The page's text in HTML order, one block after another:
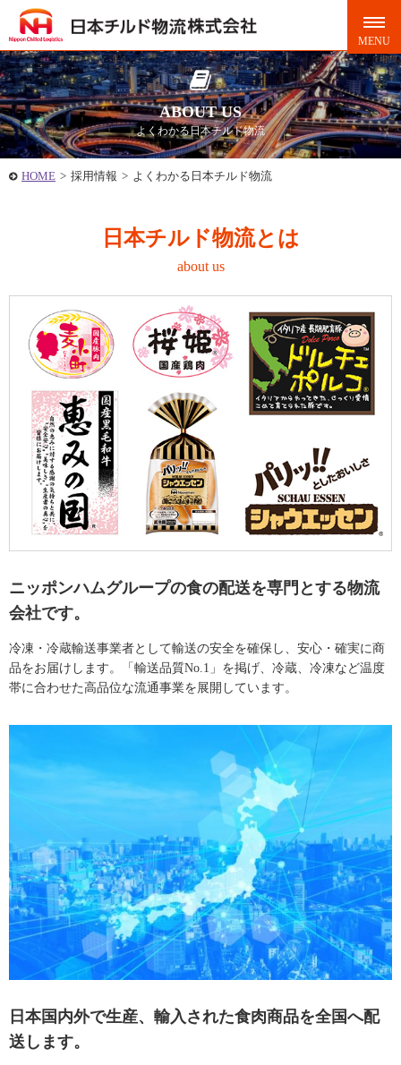
ABOUT US
よくわかる日本チルド物流
HOME > 採用情報 > よくわかる日本チルド物流
日本チルド物流とは
about us
ニッポンハムグループの食の配送を専門とする物流
会社です。
冷凍・冷蔵輸送事業者として輸送の安全を確保し、安心・確実に商
品をお届けします。「輸送品質No.1」を掲げ、冷蔵、冷凍など温度
帯に合わせた高品位な流通事業を展開しています。
日本国内外で生産、輸入された食肉商品を全国へ配
送します。